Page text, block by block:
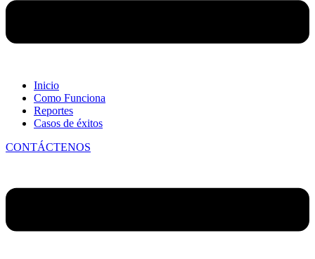
Inicio
Como Funciona
Reportes
Casos de éxitos
CONTÁCTENOS